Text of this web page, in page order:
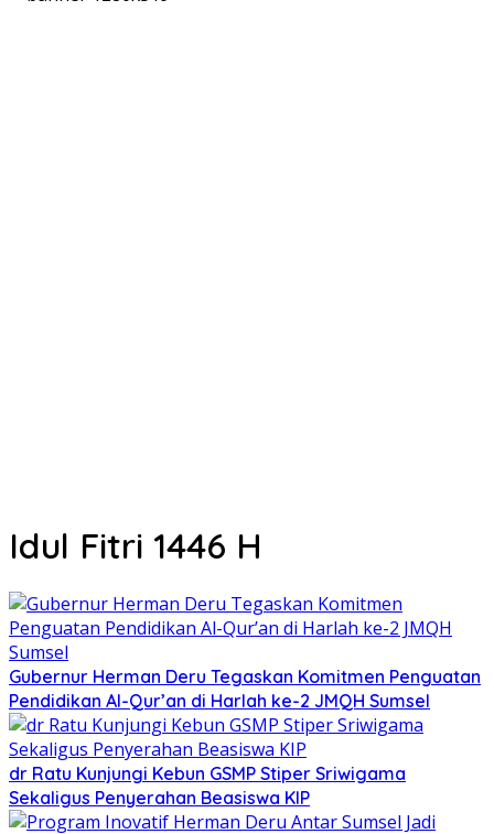
Idul Fitri 1446 H
Gubernur Herman Deru Tegaskan Komitmen Penguatan
Pendidikan Al-Qur’an di Harlah ke-2 JMQH Sumsel
dr Ratu Kunjungi Kebun GSMP Stiper Sriwigama
Sekaligus Penyerahan Beasiswa KIP